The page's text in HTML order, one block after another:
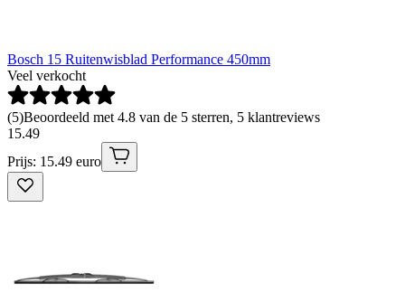
Bosch 15 Ruitenwisblad Performance 450mm
Veel verkocht
(5)Beoordeeld met 4.8 van de 5 sterren, 5 klantreviews
15.49
Prijs: 15.49 euro